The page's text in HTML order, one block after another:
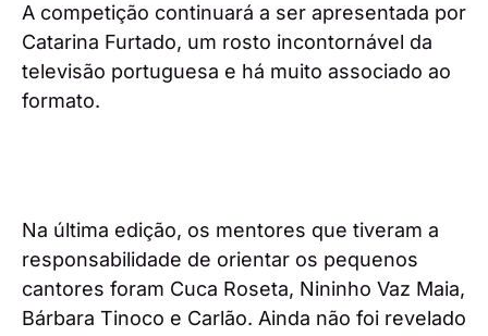
A competição continuará a ser apresentada por
Catarina Furtado, um rosto incontornável da
televisão portuguesa e há muito associado ao
formato.
Na última edição, os mentores que tiveram a
responsabilidade de orientar os pequenos
cantores foram Cuca Roseta, Nininho Vaz Maia,
Bárbara Tinoco e Carlão. Ainda não foi revelado